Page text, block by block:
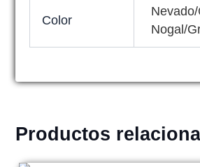
Color
Nogal/
Productos